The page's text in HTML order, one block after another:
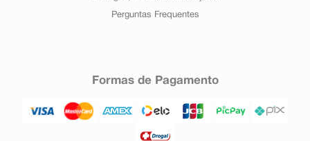
Perguntas Frequentes
Formas de Pagamento